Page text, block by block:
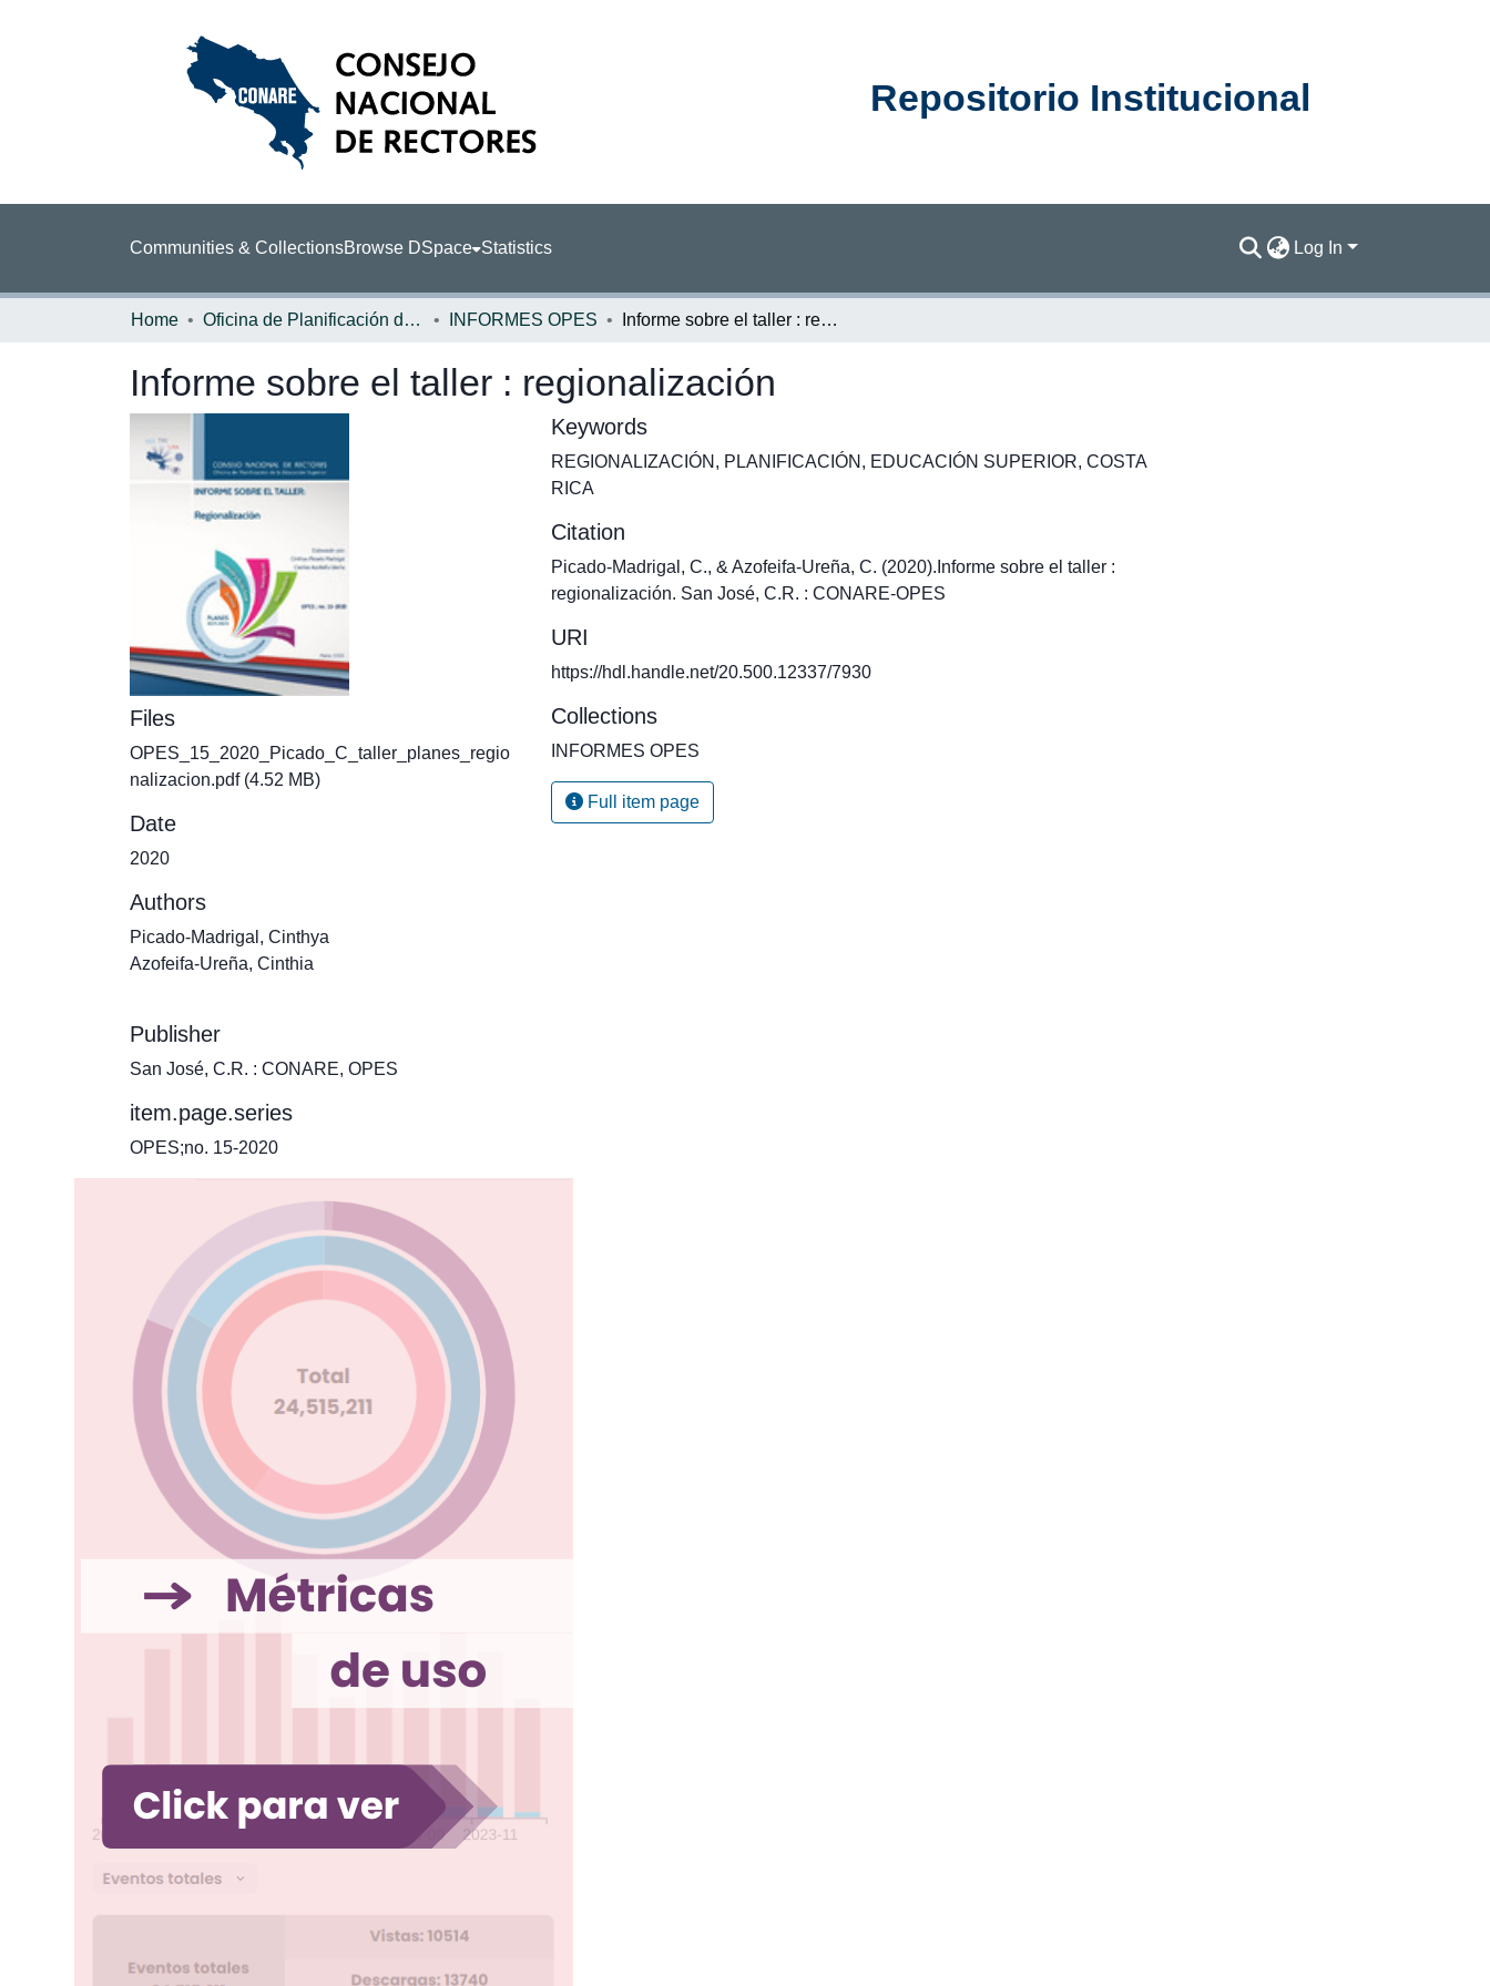
Repositorio Institucional
Communities & CollectionsBrowse DSpace Statistics Log In
Home Oficina de Planificación de la Educación Superior (OPES) INFORMES OPES Informe sobre el taller : regionalización
Informe sobre el taller : regionalización
Files
OPES_15_2020_Picado_C_taller_planes_regio
nalizacion.pdf(4.52 MB)
Date
2020
Authors
Picado-Madrigal, Cinthya
Azofeifa-Ureña, Cinthia
Publisher
San José, C.R. : CONARE, OPES
item.page.series
OPES;no. 15-2020
Keywords
REGIONALIZACIÓN , PLANIFICACIÓN , EDUCACIÓN SUPERIOR, COSTA
RICA
Citation
Picado-Madrigal, C., & Azofeifa-Ureña, C. (2020).Informe sobre el taller :
regionalización. San José, C.R. : CONARE-OPES
URI
https://hdl.handle.net/20.500.12337/7930
Collections
INFORMES OPES
Full item page